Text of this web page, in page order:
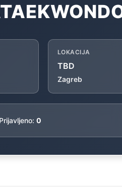
LOKACIJA
TBD
Zagreb
Prijavljeno: 0